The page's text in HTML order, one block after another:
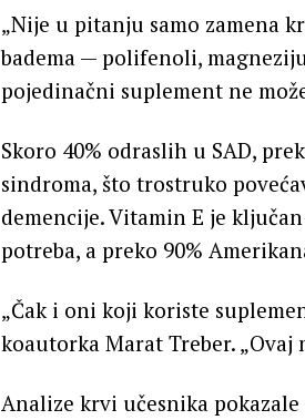
„Nije u pitanju samo zamena
badema — polifenoli,
pojedinačni suplement ne
Skoro 40% odraslih u SAD,
sindroma, što trostruko
demencije. Vitamin E je
potreba, a preko 90%
„Čak i oni koji koriste
koautorka Marat Treber.
Analize krvi učesnika